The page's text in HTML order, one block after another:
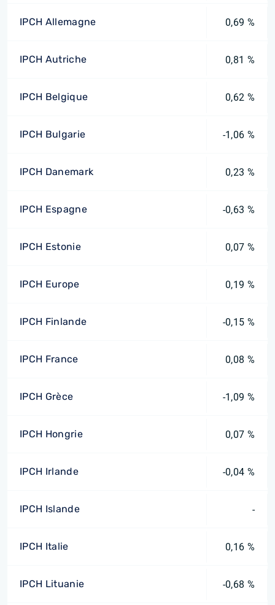
IPCH Allemagne 0,69 %
IPCH Autriche 0,81 %
IPCH Belgique 0,62 %
IPCH Bulgarie -1,06 %
IPCH Danemark 0,23 %
IPCH Espagne -0,63 %
IPCH Estonie 0,07 %
IPCH Europe 0,19 %
IPCH Finlande -0,15 %
IPCH France 0,08 %
IPCH Grèce -1,09 %
IPCH Hongrie 0,07 %
IPCH Irlande -0,04 %
IPCH Islande -
IPCH Italie 0,16 %
IPCH Lituanie -0,68 %